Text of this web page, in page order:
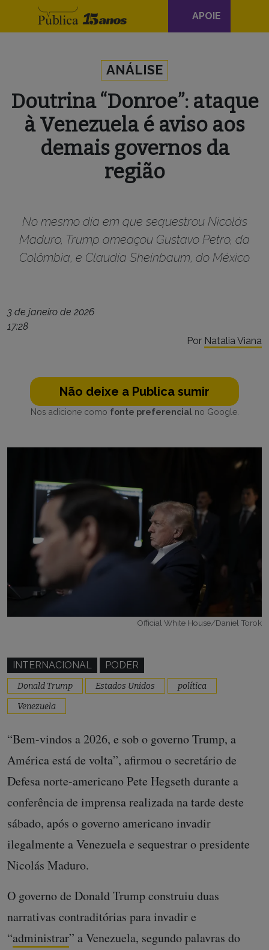
Navegação
principal
APOIE
ANÁLISE
Doutrina “Donroe”: ataque
à Venezuela é aviso aos
demais governos da
região
No mesmo dia em que sequestrou Nicolás
Maduro, Trump ameaçou Gustavo Petro, da
Colômbia, e Claudia Sheinbaum, do México
3 de janeiro de 2026
17:28
Por Natalia Viana
Não deixe a Publica sumir
Nos adicione como fonte preferencialno Google.
Official White House/Daniel Torok
INTERNACIONAL PODER
Donald Trump Estados Unidos
política
Venezuela
“Bem-vindos a 2026, e sob o governo Trump, a
América está de volta”, afirmou o secretário de
Defesa norte-americano Pete Hegseth durante a
conferência de imprensa realizada na tarde deste
sábado, após o governo americano invadir
ilegalmente a Venezuela e sequestrar o presidente
Nicolás Maduro.
O governo de Donald Trump construiu duas
narrativas contraditórias para invadir e
“administrar” a Venezuela, segundo palavras do